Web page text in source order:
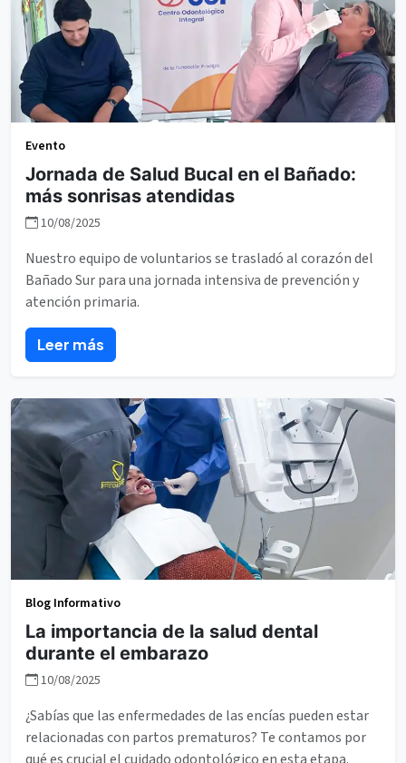
Evento
Jornada de Salud Bucal en el Bañado:
más sonrisas atendidas
10/08/2025
Nuestro equipo de voluntarios se trasladó al corazón del
Bañado Sur para una jornada intensiva de prevención y
atención primaria.
Leer más
Blog Informativo
La importancia de la salud dental
durante el embarazo
10/08/2025
¿Sabías que las enfermedades de las encías pueden estar
relacionadas con partos prematuros? Te contamos por